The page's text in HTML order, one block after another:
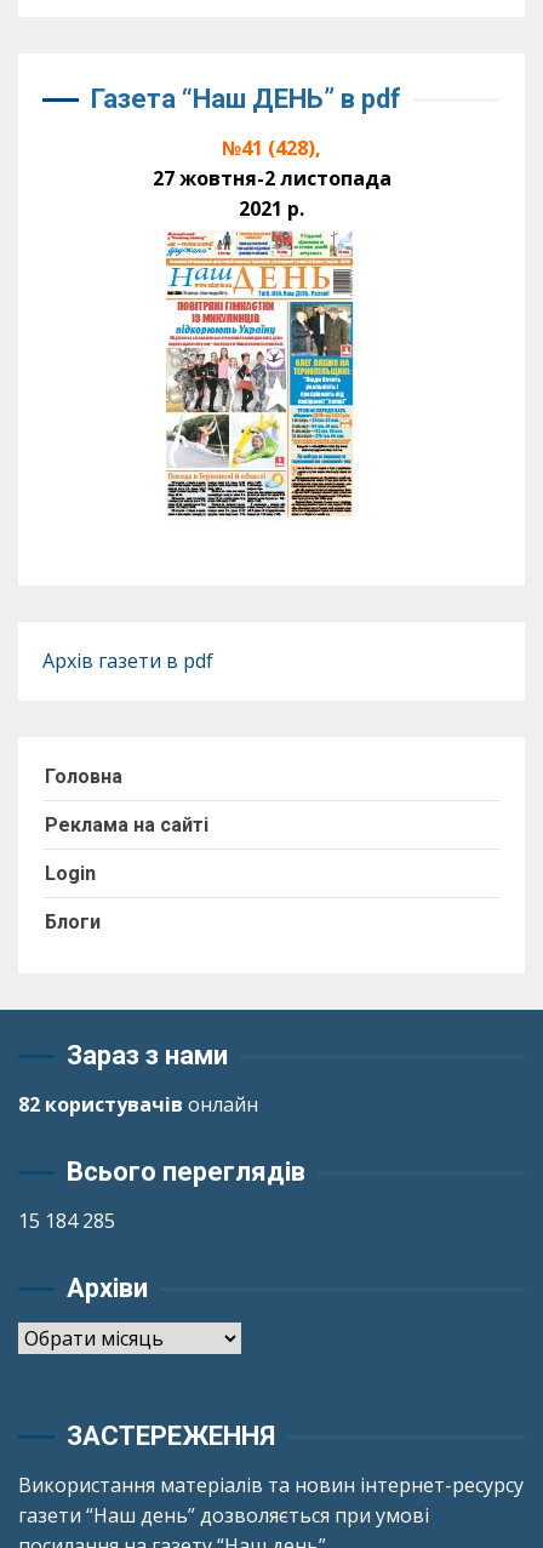
Газета “Наш ДЕНЬ” в pdf
№41 (428),
27 жовтня-2 листопада
2021 р.
Архів газети в pdf
Головна
Реклама на сайті
Login
Блоги
Зараз з нами
82 користувачів онлайн
Всього переглядів
15 184 285
Архіви
Архіви
ЗАСТЕРЕЖЕННЯ
Використання матеріалів та новин інтернет-ресурсу
газети “Наш день” дозволяється при умові